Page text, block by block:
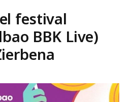
festival
BBK Live)